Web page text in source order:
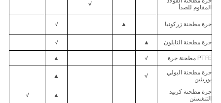
المقاوم للصدأ
√
جرة مطحنة زركونيا ▲
√
جرة مطحنة النايلون ▲
√
PTFE مطحنة جرة √
▲
جرة مطحنة البولي
يوريثين
√
▲
جرة مطحنة كربيد
التنغستن
▲
√